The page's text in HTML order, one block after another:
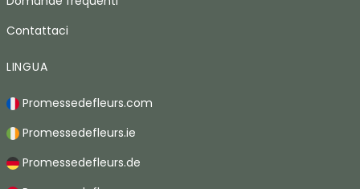
Contattaci
LINGUA
Promessedefleurs.com
Promessedefleurs.ie
Promessedefleurs.de